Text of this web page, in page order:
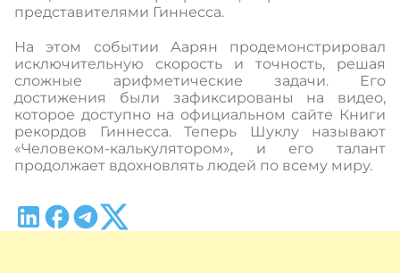
представителями Гиннесса.
На этом событии Аарян продемонстрировал
исключительную скорость и точность, решая
сложные арифметические задачи. Его
достижения были зафиксированы на видео,
которое доступно на официальном сайте Книги
рекордов Гиннесса. Теперь Шуклу называют
«Человеком-калькулятором», и его талант
продолжает вдохновлять людей по всему миру.